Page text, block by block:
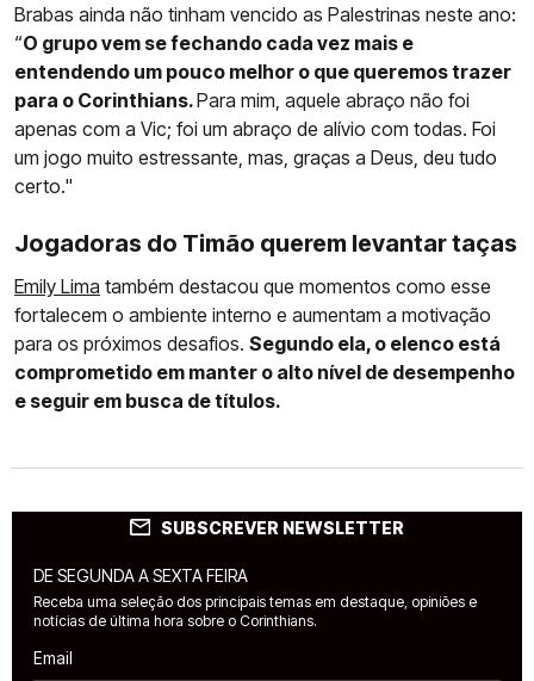
Brabas ainda não tinham vencido as Palestrinas neste ano:
“O grupo vem se fechando cada vez mais e
entendendo um pouco melhor o que queremos trazer
para o Corinthians.Para mim, aquele abraço não foi
apenas com a Vic; foi um abraço de alívio com todas. Foi
um jogo muito estressante, mas, graças a Deus, deu tudo
certo."
Jogadoras do Timão querem levantar taças
Emily Lima também destacou que momentos como esse
fortalecem o ambiente interno e aumentam a motivação
para os próximos desafios. Segundo ela, o elenco está
comprometido em manter o alto nível de desempenho
e seguir em busca de títulos.
SUBSCREVER NEWSLETTER
DE SEGUNDA A SEXTA FEIRA
Receba uma seleção dos principais temas em destaque, opiniões e
notícias de última hora sobre o Corinthians.
Email